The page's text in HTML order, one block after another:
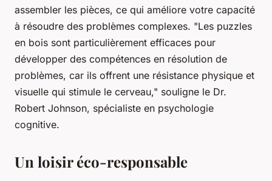
assembler les pièces, ce qui améliore votre capacité
à résoudre des problèmes complexes. "Les puzzles
en bois sont particulièrement efficaces pour
développer des compétences en résolution de
problèmes, car ils offrent une résistance physique et
visuelle qui stimule le cerveau," souligne le Dr.
Robert Johnson, spécialiste en psychologie
cognitive.
Un loisir éco-responsable